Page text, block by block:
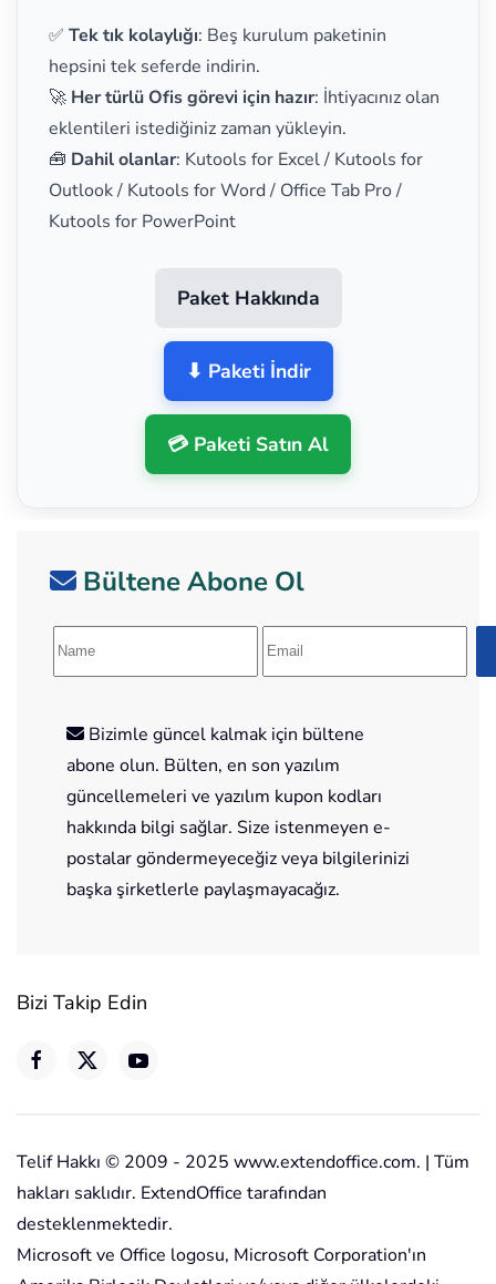
✅ Tek tık kolaylığı: Beş kurulum paketinin
hepsini tek seferde indirin.
🚀 Her türlü Ofis görevi için hazır: İhtiyacınız olan
eklentileri istediğiniz zaman yükleyin.
🧰 Dahil olanlar: Kutools for Excel / Kutools for
Outlook / Kutools for Word / Office Tab Pro /
Kutools for PowerPoint
Paket Hakkında
⬇ Paketi İndir
💳 Paketi Satın Al
Bültene Abone Ol
Bizimle güncel kalmak için bültene
abone olun. Bülten, en son yazılım
güncellemeleri ve yazılım kupon kodları
hakkında bilgi sağlar. Size istenmeyen e-
postalar göndermeyeceğiz veya bilgilerinizi
başka şirketlerle paylaşmayacağız.
Bizi Takip Edin
Telif Hakkı © 2009 - 2025 www.extendoffice.com. | Tüm
hakları saklıdır. ExtendOffice tarafından
desteklenmektedir.
Microsoft ve Office logosu, Microsoft Corporation'ın